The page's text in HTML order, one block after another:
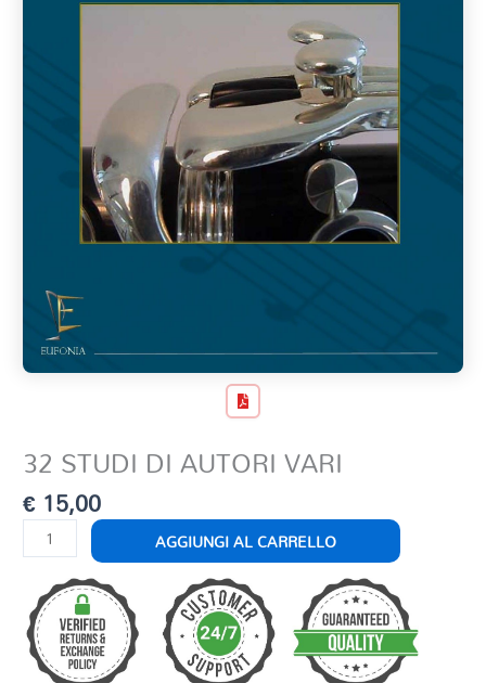
32 STUDI DI AUTORI VARI
€ 15,00
32
STUDI
AUTORI
VARI
quantità
AGGIUNGI AL CARRELLO